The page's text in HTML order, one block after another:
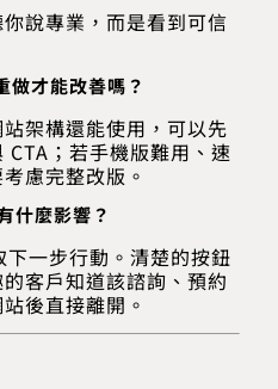
說專業，而是看到可信
做才能改善嗎？
架構還能使用，可以先
；若手機版難用、速
慮完整改版。
什麼影響？
一步行動。清楚的按鈕
客戶知道該諮詢、預約
後直接離開。